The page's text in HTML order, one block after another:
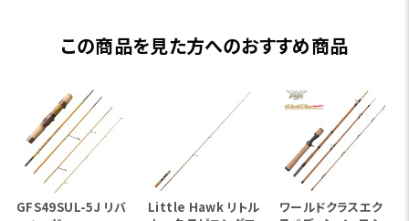
この商品を見た方へのおすすめ商品
GFS49SUL-5J リバ
Little Hawk リトル
ワールドクラスエク